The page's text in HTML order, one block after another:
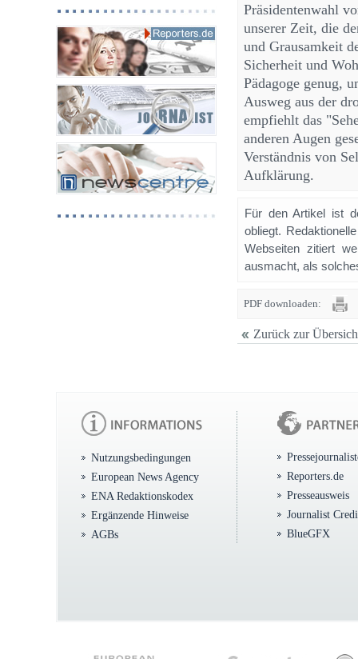
Präsidentenwahl
unserer Zeit, die
und Grausamkeit
Sicherheit und
Pädagoge genug,
Ausweg aus der
empfiehlt das
anderen Augen
Verständnis von
Aufklärung.
Für den Artikel ist
obliegt.
Webseiten zitiert
ausmacht, als
PDF downloaden:
Zurück zur
Nutzungsbedingungen
European News Agency
ENA Redaktionskodex
Ergänzende Hinweise
AGBs
Reporters.de
Presseausweis
Journalist
BlueGFX